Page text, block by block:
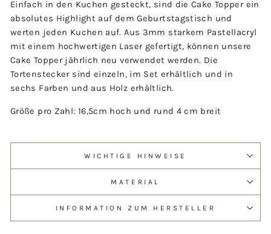
Einfach in den Kuchen gesteckt, sind die Cake Topper ein
absolutes Highlight auf dem Geburtstagstisch und
werten jeden Kuchen auf. Aus 3mm starkem Pastellacryl
mit einem hochwertigen Laser gefertigt, können unsere
Cake Topper jährlich neu verwendet werden. Die
Tortenstecker sind einzeln, im Set erhältlich und in
sechs Farben und aus Holz erhältlich.
Größe pro Zahl: 16,5cm hoch und rund 4 cm breit
WICHTIGE HINWEISE
MATERIAL
INFORMATION ZUM HERSTELLER